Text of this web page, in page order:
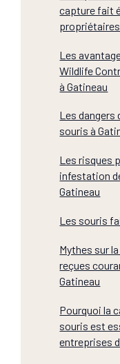
capture fait
Les
Wildlife
à Gatineau
Les dangers
souris à
Les risques
infestation
Gatineau
Les souris
Mythes sur
reçues
Gatineau
Pourquoi la
souris est
entreprises